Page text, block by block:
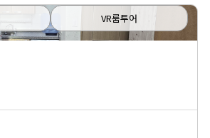
VR룸투어